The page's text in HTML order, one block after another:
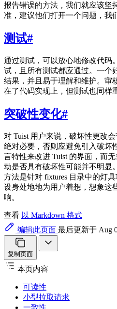
报告错误的方法，我们就应该坚
准，建议他们打开一个问题，我
测试#
通过测试，可以放心地修改代码
试，且所有测试都应通过。一个
结果，并且易于理解和维护。审
在了代码实现上，但测试也同样
突破性变化#
对 Tuist 用户来说，破坏性更改
绝对必要，否则应避免引入破坏
言特性来改进 Tuist 的界面，而
动是否具有破坏性可能并不明显
方法是针对 fixtures 目录中的灯
设身处地地为用户着想，想象这
响。
查看 以 Markdown 格式
编辑此页面 最后更新于 Aug
复制页面
本页内容
可读性
小型拉取请求
一致性